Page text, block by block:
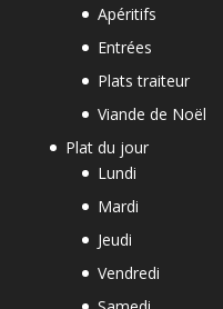
Apéritifs
Entrées
Plats traiteur
Viande de Noël
Plat du jour
Lundi
Mardi
Jeudi
Vendredi